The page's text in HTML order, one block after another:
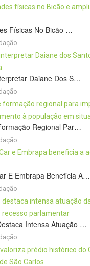
Físicas No Bicão …
Daiane Dos S…
Regional Par…
E Embrapa Beneficia A…
Intensa Atuação …